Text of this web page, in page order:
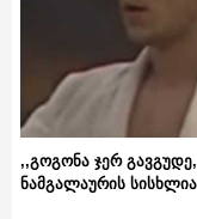
,,გოგონა ჯერ
ნამგალაურის